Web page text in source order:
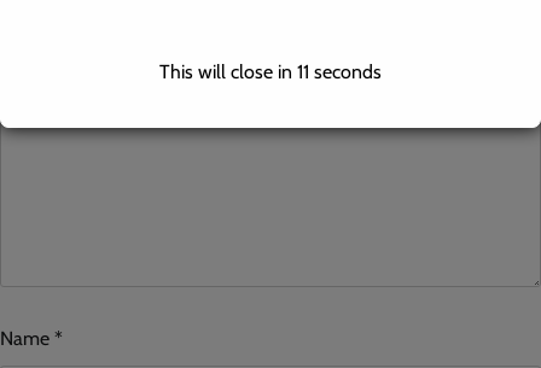
Name *
This will close in 10 seconds